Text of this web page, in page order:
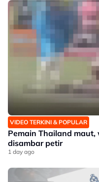
VIDEO TERKINI & POPULAR
Pemain Thailand
disambar petir
1 day ago